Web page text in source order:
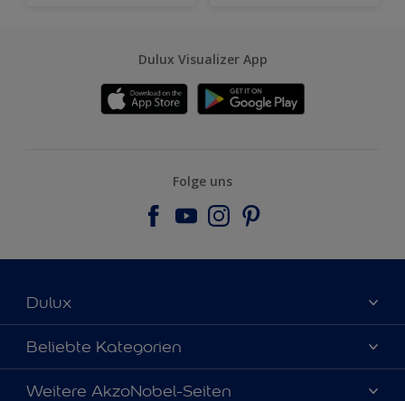
Dulux Visualizer App
Folge uns
Dulux
Über uns
Farbgenauigkeit
Kontaktieren Sie uns
Beliebte Kategorien
Dulux Farben
Weitere AkzoNobel-Seiten